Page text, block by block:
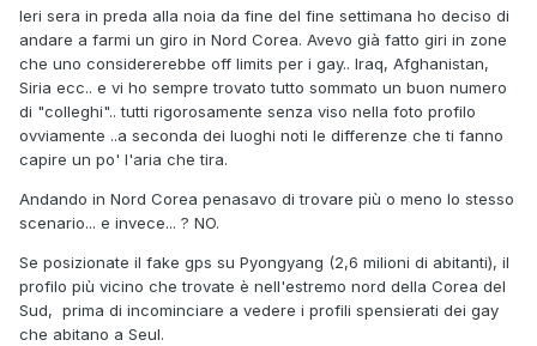
Ieri sera in preda alla noia da fine del fine settimana ho deciso di
andare a farmi un giro in Nord Corea. Avevo già fatto giri in zone
che uno considererebbe off limits per i gay.. Iraq, Afghanistan,
Siria ecc.. e vi ho sempre trovato tutto sommato un buon numero
di "colleghi".. tutti rigorosamente senza viso nella foto profilo
ovviamente ..a seconda dei luoghi noti le differenze che ti fanno
capire un po' l'aria che tira.
Andando in Nord Corea penasavo di trovare più o meno lo stesso
scenario... e invece... ? NO.
Se posizionate il fake gps su Pyongyang (2,6 milioni di abitanti), il
profilo più vicino che trovate è nell'estremo nord della Corea del
Sud, prima di incominciare a vedere i profili spensierati dei gay
che abitano a Seul.